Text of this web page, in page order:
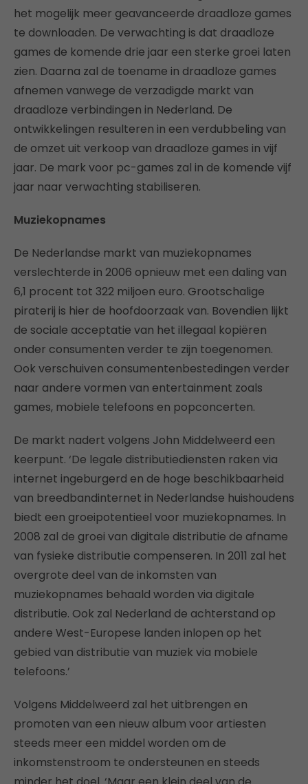
het mogelijk meer geavanceerde draadloze games
te downloaden. De verwachting is dat draadloze
games de komende drie jaar een sterke groei laten
zien. Daarna zal de toename in draadloze games
afnemen vanwege de verzadigde markt van
draadloze verbindingen in Nederland. De
ontwikkelingen resulteren in een verdubbeling van
de omzet uit verkoop van draadloze games in vijf
jaar. De mark voor pc-games zal in de komende vijf
jaar naar verwachting stabiliseren.
Muziekopnames
De Nederlandse markt van muziekopnames
verslechterde in 2006 opnieuw met een daling van
6,1 procent tot 322 miljoen euro. Grootschalige
piraterij is hier de hoofdoorzaak van. Bovendien lijkt
de sociale acceptatie van het illegaal kopiëren
onder consumenten verder te zijn toegenomen.
Ook verschuiven consumentenbestedingen verder
naar andere vormen van entertainment zoals
games, mobiele telefoons en popconcerten.
De markt nadert volgens John Middelweerd een
keerpunt. ‘De legale distributiediensten raken via
internet ingeburgerd en de hoge beschikbaarheid
van breedbandinternet in Nederlandse huishoudens
biedt een groeipotentieel voor muziekopnames. In
2008 zal de groei van digitale distributie de afname
van fysieke distributie compenseren. In 2011 zal het
overgrote deel van de inkomsten van
muziekopnames behaald worden via digitale
distributie. Ook zal Nederland de achterstand op
andere West-Europese landen inlopen op het
gebied van distributie van muziek via mobiele
telefoons.’
Volgens Middelweerd zal het uitbrengen en
promoten van een nieuw album voor artiesten
steeds meer een middel worden om de
inkomstenstroom te ondersteunen en steeds